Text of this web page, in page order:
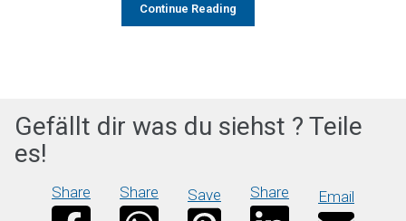
Continue Reading
Gefällt dir was du siehst ? Teile
es!
Share Share Save Share Email